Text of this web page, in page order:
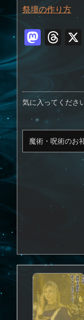
祭壇の作り方
M
a
o
d
o
n
T
a
d
s
気に入ってくださ